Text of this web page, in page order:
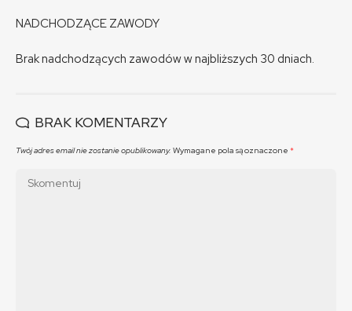
NADCHODZĄCE ZAWODY
Brak nadchodzących zawodów w najbliższych 30 dniach.
BRAK KOMENTARZY
Twój adres email nie zostanie opublikowany. Wymagane pola są oznaczone *